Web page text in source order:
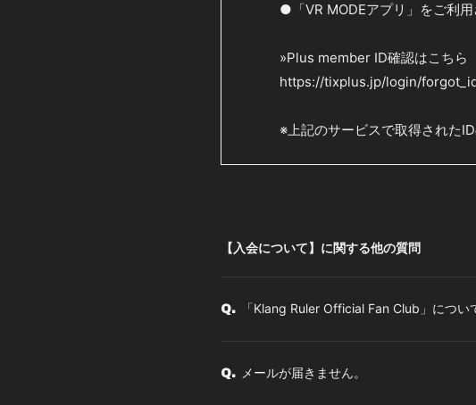
●「VR MODEアプリ」をご利
»Plus member ID確認はこちら
https://tixplus.jp/login/
※上記のサービスで取得された
【入会について】に関する他の質問
Q. 「Klang Ruler Official Fan Club」につい
Q. メールが届きません。